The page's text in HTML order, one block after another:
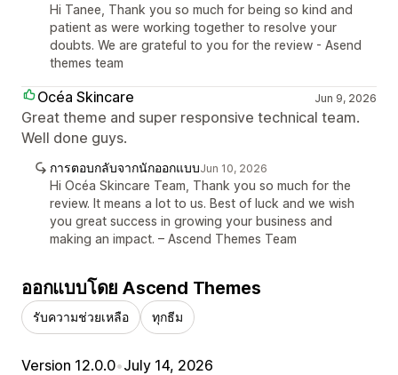
Hi Tanee, Thank you so much for being so kind and
patient as were working together to resolve your
doubts. We are grateful to you for the review - Asend
themes team
Océa Skincare Jun 9, 2026
Great theme and super responsive technical team.
Well done guys.
การตอบกลับจากนักออกแบบJun 10, 2026
Hi Océa Skincare Team, Thank you so much for the
review. It means a lot to us. Best of luck and we wish
you great success in growing your business and
making an impact. – Ascend Themes Team
ออกแบบโดย Ascend Themes
รับความช่วยเหลือ ทุกธีม
Version 12.0.0•July 14, 2026